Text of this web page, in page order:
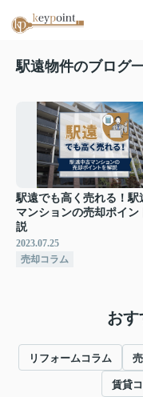
駅遠物件のブログ
駅遠でも高く売れる！駅
マンションの売却ポイン
説
2023.07.25
売却コラム
おす
リフォームコラム
賃貸